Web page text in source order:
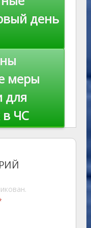
день
меры
для
в ЧС